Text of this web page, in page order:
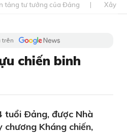
tảng tư tưởng của Đảng Xây
trên
chiến binh
tuổi Ðảng, được Nhà
chương Kháng chiến,